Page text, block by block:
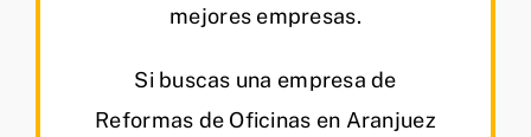
mejores empresas.
Si buscas una empresa de
Reformas de Oficinas en Aranjuez